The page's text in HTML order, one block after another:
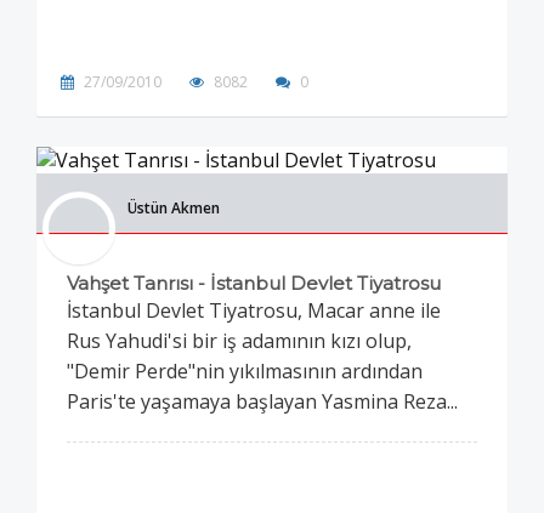
27/09/2010 8082 0
Üstün Akmen
Vahşet Tanrısı - İstanbul Devlet Tiyatrosu
İstanbul Devlet Tiyatrosu, Macar anne ile
Rus Yahudi'si bir iş adamının kızı olup,
"Demir Perde"nin yıkılmasının ardından
Paris'te yaşamaya başlayan Yasmina Reza...